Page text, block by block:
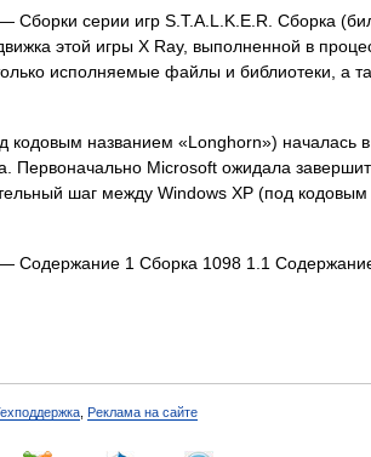
Сборки серии игр S.T.A.L.K.E.R. Сборка
этой игры X Ray, выполненной в
исполняемые файлы и библиотеки, а
кодовым названием «Longhorn») началась
Первоначально Microsoft ожидала
шаг между Windows XP (под
Содержание 1 Сборка 1098 1.1
Реклама на сайте